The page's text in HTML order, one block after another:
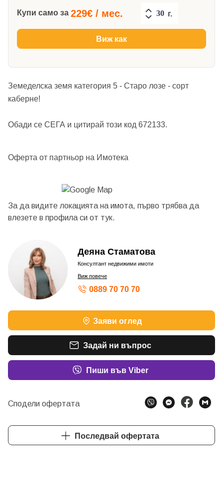
Купи само за 229€ / мес. г.
Виж как
Земеделска земя категория 5 - Старо лозе - сорт
каберне!
Обади се СЕГА и цитирай този код 672133.
Оферта от партньор на Имотека
За да видите локацията на имота, първо трябва да
влезете в профила си от тук.
Деяна Стаматова
Консултант недвижими имоти
Виж повече
0889 70 70 70
Заяви оглед
Задай ни въпрос
Пиши във Viber
Сподели офертата
Последвай офертата